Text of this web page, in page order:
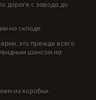
дороге с завода до
на складе.
это прежде всего
шансом на
из коробки.